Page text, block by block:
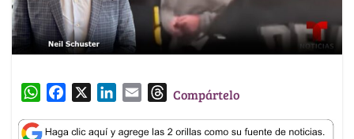
W
a
c
n
a
T
r
Compártelo